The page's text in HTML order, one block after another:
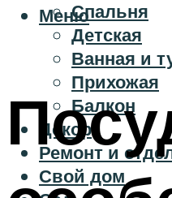
Спальня
Детская
Ванная и
Прихожая
Балкон
Декор
Ремонт и
Свой дом
Меню